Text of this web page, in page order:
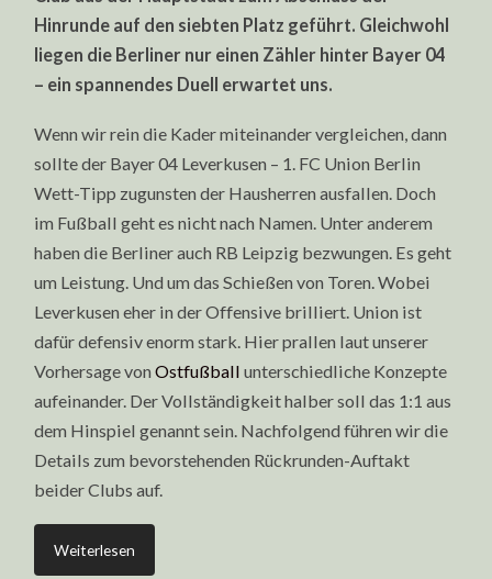
Hinrunde auf den siebten Platz geführt. Gleichwohl
liegen die Berliner nur einen Zähler hinter Bayer 04
– ein spannendes Duell erwartet uns.
Wenn wir rein die Kader miteinander vergleichen, dann
sollte der Bayer 04 Leverkusen – 1. FC Union Berlin
Wett-Tipp zugunsten der Hausherren ausfallen. Doch
im Fußball geht es nicht nach Namen. Unter anderem
haben die Berliner auch RB Leipzig bezwungen. Es geht
um Leistung. Und um das Schießen von Toren. Wobei
Leverkusen eher in der Offensive brilliert. Union ist
dafür defensiv enorm stark. Hier prallen laut unserer
Vorhersage vonOstfußball unterschiedliche Konzepte
aufeinander. Der Vollständigkeit halber soll das 1:1 aus
dem Hinspiel genannt sein. Nachfolgend führen wir die
Details zum bevorstehenden Rückrunden-Auftakt
beider Clubs auf.
Weiterlesen